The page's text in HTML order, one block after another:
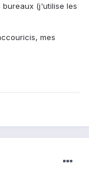
(j'utilise les
mes